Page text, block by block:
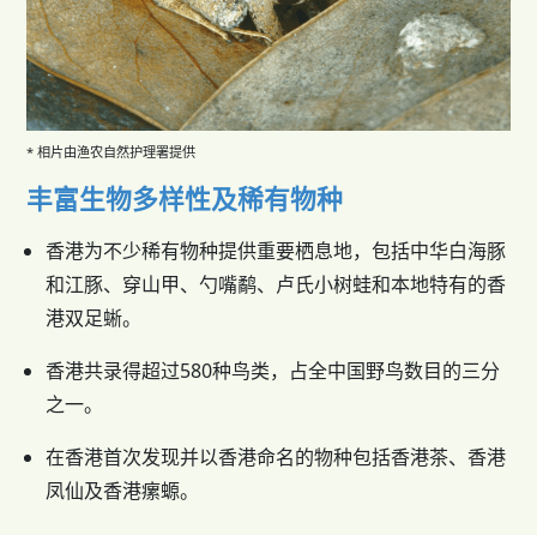
* 相片由渔农自然护理署提供
丰富生物多样性及稀有物种
香港为不少稀有物种提供重要栖息地，包括中华白海豚
和江豚、穿山甲、勺嘴鹬、卢氏小树蛙和本地特有的香
港双足蜥。
香港共录得超过580种鸟类，占全中国野鸟数目的三分
之一。
在香港首次发现并以香港命名的物种包括香港茶、香港
凤仙及香港瘰螈。